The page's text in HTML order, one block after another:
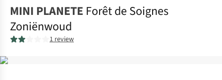
MINI PLANETE Forêt de Soignes
Zoniënwoud
1 review